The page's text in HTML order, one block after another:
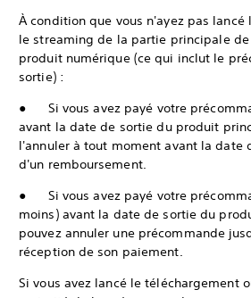
À condition que vous n'ayez pas
le streaming de la partie principale
produit numérique (ce qui inclut le
sortie) :
● Si vous avez payé votre
avant la date de sortie du produit
l'annuler à tout moment avant la date
d'un remboursement.
● Si vous avez payé votre
moins) avant la date de sortie du
pouvez annuler une précommande
réception de son paiement.
Si vous avez lancé le téléchargement